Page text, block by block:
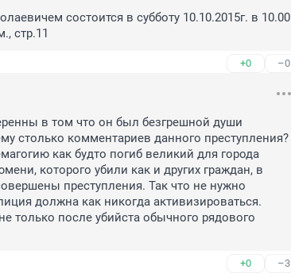
состоится в субботу 10.10.2015г. в 10.00
стр.11
+0 –0
в том что он был безгрешной души
столько комментариев данного преступления?
как будто погиб великий для города
которого убили как и других граждан, в
преступления. Так что не нужно
должна как никогда активизироваться.
только после убийста обычного рядового
+0 –3